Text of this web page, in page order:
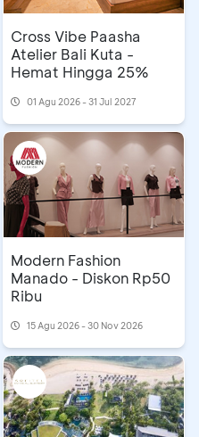
Cross Vibe Paasha
Atelier Bali Kuta -
Hemat Hingga 25%
01 Agu 2026 - 31 Jul 2027
Modern Fashion
Manado - Diskon Rp50
Ribu
15 Agu 2026 - 30 Nov 2026